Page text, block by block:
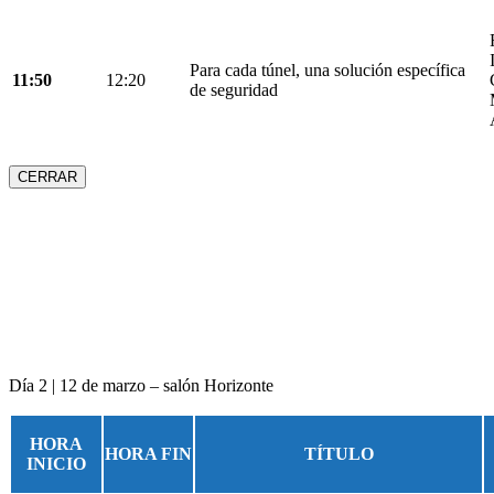
11:50 12:20
Para cada túnel, una solución específica
de seguridad
CERRAR
Día 2 | 12 de marzo – salón Horizonte
HORA
INICIO
HORA FIN TÍTULO